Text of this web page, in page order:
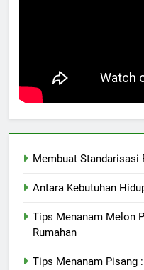
Membuat Standarisasi
Antara Kebutuhan
Tips Menanam Melon
Rumahan
Tips Menanam Pisang